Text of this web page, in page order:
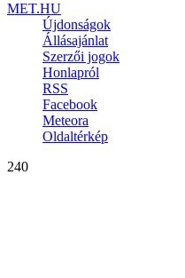
MET.HU
Újdonságok
Állásajánlat
Szerzői jogok
Honlapról
RSS
Facebook
Meteora
Oldaltérkép
240